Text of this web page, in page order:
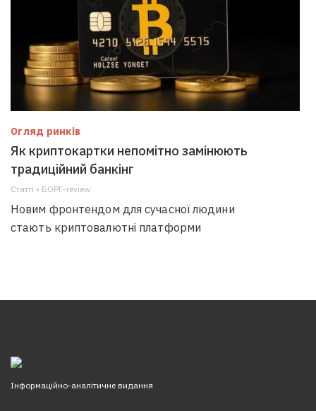
Огляд ринків
Як криптокартки непомітно замінюють
традиційний банкінг
Статті • БОРГ-review
Новим фронтендом для сучасної людини
стають криптовалютні платформи
Інформаційно-аналітичне видання